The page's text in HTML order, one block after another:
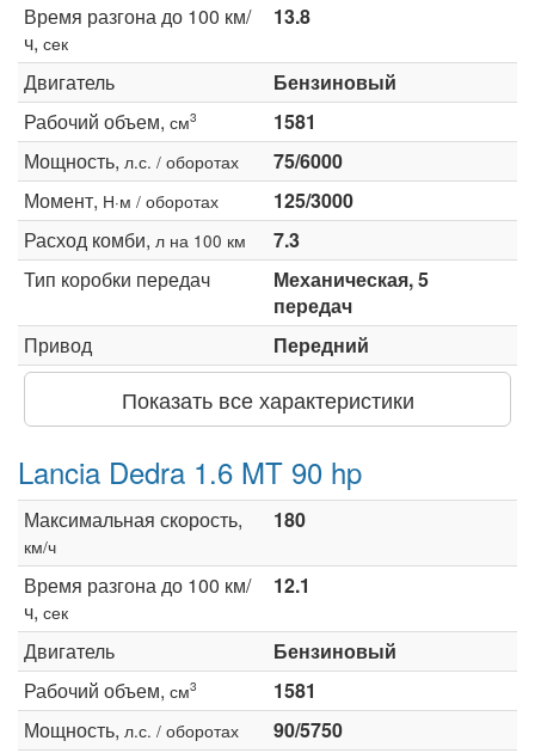
Время разгона до 100 км/
ч, сек
13.8
Двигатель
Бензиновый
Рабочий объем, см3
1581
Мощность, л.с. / оборотах
75/6000
Момент, Н·м / оборотах
125/3000
Расход комби, л на 100 км
7.3
Тип коробки передач
Механическая, 5
передач
Привод
Передний
Показать все характеристики
Lancia Dedra 1.6 MT 90 hp
Максимальная скорость,
км/ч
180
Время разгона до 100 км/
ч, сек
12.1
Двигатель
Бензиновый
Рабочий объем, см3
1581
Мощность, л.с. / оборотах
90/5750